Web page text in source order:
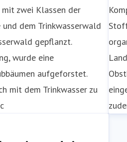
zwei Klassen der
dem Trinkwasserwald
gepflanzt.
wurde eine
aufgeforstet.
mit dem Trinkwasser zu